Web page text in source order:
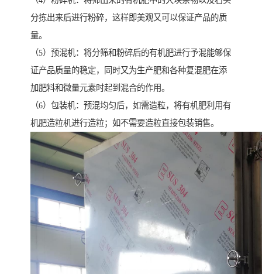
分拣出来后进行粉碎，这样即美观又可以保证产品的质
量。
（5）预混机：将分筛和粉碎后的有机肥进行予混能够保
证产品质量的稳定，同时又为生产肥和各种复混肥在添
加肥料和微量元素时起到混合的作用。
（6）包装机：预混均匀后，如需造粒，将有机肥利用有
机肥造粒机进行造粒；如不需要造粒直接包装销售。